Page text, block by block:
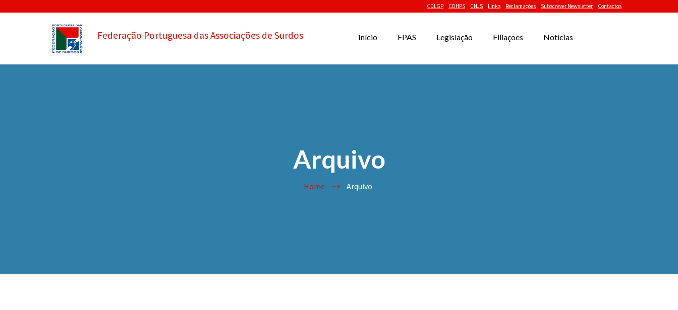
CDLGP CDHPS CNJS Links Reclamações Subscrever Newsletter Contactos
Federação Portuguesa das Associações de Surdos Início FPAS Legislação Filiações Notícias
Arquivo
Home Arquivo